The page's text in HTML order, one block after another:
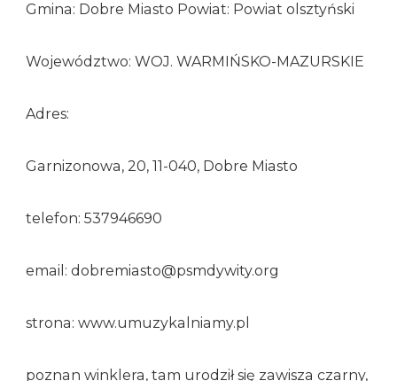
Gmina: Dobre Miasto Powiat: Powiat olsztyński
Województwo: WOJ. WARMIŃSKO-MAZURSKIE
Adres:
Garnizonowa, 20, 11-040, Dobre Miasto
telefon: 537946690
email: dobremiasto@psmdywity.org
strona: www.umuzykalniamy.pl
poznan winklera, tam urodził się zawisza czarny,